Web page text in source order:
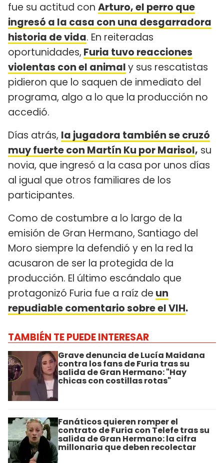
fue su actitud con Arturo, el perro que
ingresó a la casa con una desgarradora
historia de vida. En reiteradas
oportunidades, Furia tuvo reacciones
violentas con el animaly sus rescatistas
pidieron que lo saquen de inmediato del
programa, algo a lo que la producción no
accedió.
Días atrás, la jugadora también se cruzó
muy fuerte con Martín Ku por Marisol, su
novia, que ingresó a la casa por unos días
al igual que otros familiares de los
participantes.
Como de costumbre a lo largo de la
emisión de Gran Hermano, Santiago del
Moro siempre la defendió y en la red la
acusaron de ser la protegida de la
producción. El último escándalo que
protagonizó Furia fue a raíz de un
repudiable comentario sobre el VIH.
TAMBIÉN TE PUEDE INTERESAR
Grave denuncia de Lucía Maidana
contra los fans de Furia tras su
salida de Gran Hermano: "Hay
chicas con costillas rotas"
Fanáticos quieren romper el
contrato de Furia con Telefe tras su
salida de Gran Hermano: la cifra
millonaria que deben recolectar